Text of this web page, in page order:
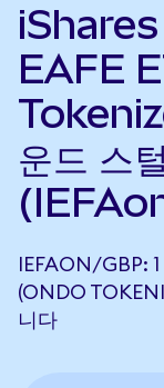
EAFE
운드 스
IEFAON/GBP:
(ONDO
니다